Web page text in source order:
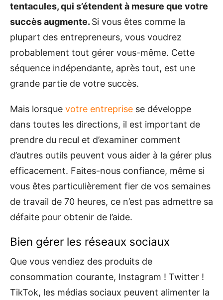
tentacules, qui s’étendent à mesure que votre
succès augmente. Si vous êtes comme la
plupart des entrepreneurs, vous voudrez
probablement tout gérer vous-même. Cette
séquence indépendante, après tout, est une
grande partie de votre succès.
Mais lorsque votre entreprise se développe
dans toutes les directions, il est important de
prendre du recul et d’examiner comment
d’autres outils peuvent vous aider à la gérer plus
efficacement. Faites-nous confiance, même si
vous êtes particulièrement fier de vos semaines
de travail de 70 heures, ce n’est pas admettre sa
défaite pour obtenir de l’aide.
Bien gérer les réseaux sociaux
Que vous vendiez des produits de
consommation courante, Instagram ! Twitter !
TikTok, les médias sociaux peuvent alimenter la